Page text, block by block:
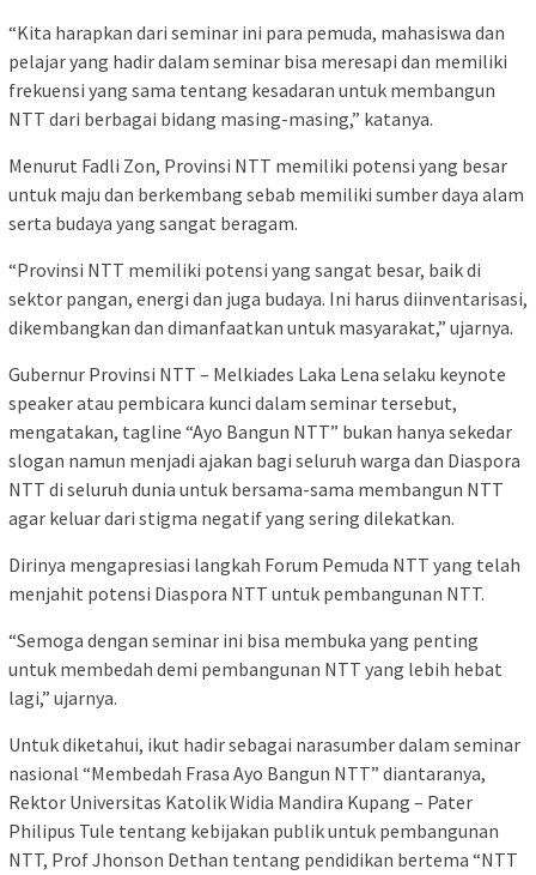
“Kita harapkan dari seminar ini para pemuda, mahasiswa dan
pelajar yang hadir dalam seminar bisa meresapi dan memiliki
frekuensi yang sama tentang kesadaran untuk membangun
NTT dari berbagai bidang masing-masing,” katanya.
Menurut Fadli Zon, Provinsi NTT memiliki potensi yang besar
untuk maju dan berkembang sebab memiliki sumber daya alam
serta budaya yang sangat beragam.
“Provinsi NTT memiliki potensi yang sangat besar, baik di
sektor pangan, energi dan juga budaya. Ini harus diinventarisasi,
dikembangkan dan dimanfaatkan untuk masyarakat,” ujarnya.
Gubernur Provinsi NTT – Melkiades Laka Lena selaku keynote
speaker atau pembicara kunci dalam seminar tersebut,
mengatakan, tagline “Ayo Bangun NTT” bukan hanya sekedar
slogan namun menjadi ajakan bagi seluruh warga dan Diaspora
NTT di seluruh dunia untuk bersama-sama membangun NTT
agar keluar dari stigma negatif yang sering dilekatkan.
Dirinya mengapresiasi langkah Forum Pemuda NTT yang telah
menjahit potensi Diaspora NTT untuk pembangunan NTT.
“Semoga dengan seminar ini bisa membuka yang penting
untuk membedah demi pembangunan NTT yang lebih hebat
lagi,” ujarnya.
Untuk diketahui, ikut hadir sebagai narasumber dalam seminar
nasional “Membedah Frasa Ayo Bangun NTT” diantaranya,
Rektor Universitas Katolik Widia Mandira Kupang – Pater
Philipus Tule tentang kebijakan publik untuk pembangunan
NTT, Prof Jhonson Dethan tentang pendidikan bertema “NTT